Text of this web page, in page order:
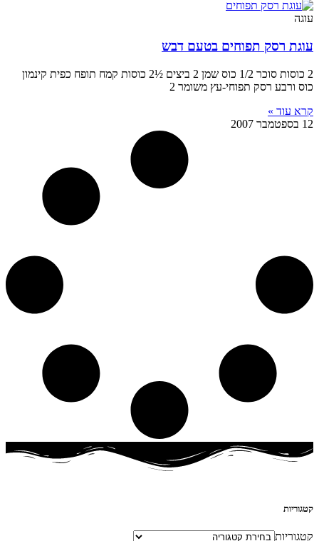
עוגה
עוגת רסק תפוחים בטעם דבש
2 כוסות סוכר 1/2 כוס שמן 2 ביצים ½2 כוסות קמח תופח כפית קינמון
כוס ורבע רסק תפוחי-עץ משומר 2
קרא עוד »
12 בספטמבר 2007
קטגוריות
קטגוריות